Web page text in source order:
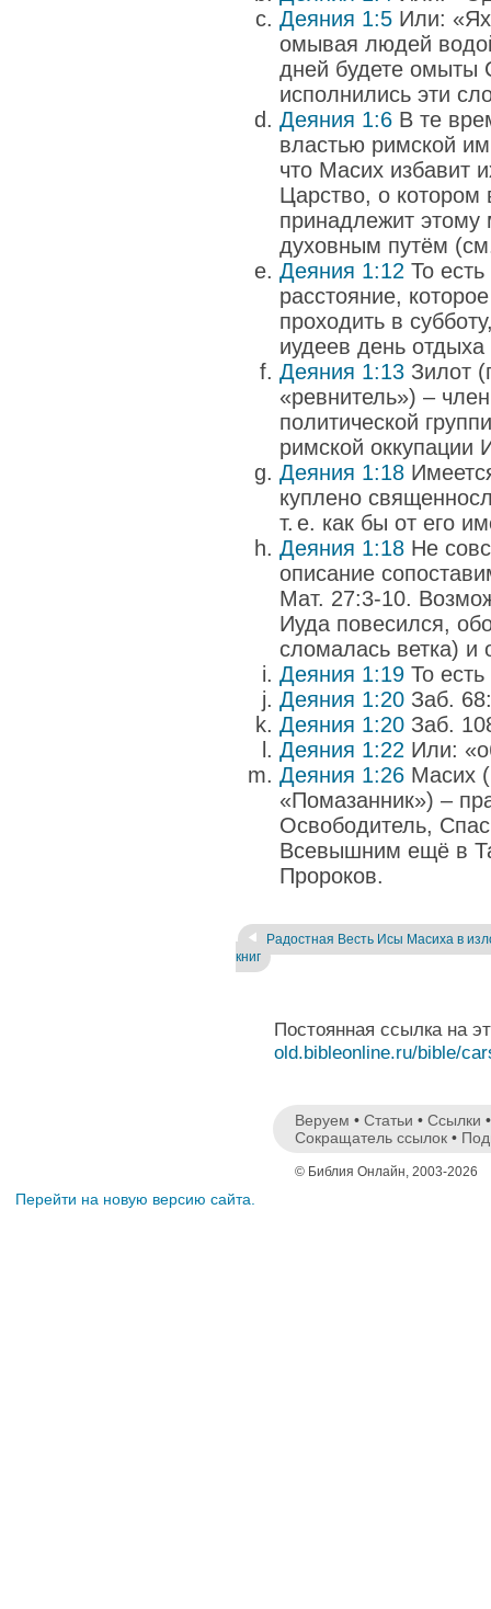
Деяния 1:5 Или:
омывая людей
дней будете омыты
исполнились эти
Деяния 1:6 В те
властью римской
что Масих избавит
Царство, о
принадлежит этому
духовным путём
Деяния 1:12 То
расстояние,
проходить в
иудеев день отдыха
Деяния 1:13 Зилот
«ревнитель») –
политической
римской оккупации
Деяния 1:18
куплено
т. е. как бы от его
Деяния 1:18 Не
описание
Мат. 27:3-10.
Иуда повесился,
сломалась ветка)
Деяния 1:19 То
Деяния 1:20 Заб.
Деяния 1:20 Заб.
Деяния 1:22 Или:
Деяния 1:26 Масих
«Помазанник») –
Освободитель,
Всевышним ещё в
Пророков.
Радостная Весть Исы Масиха в
книг
Постоянная ссылка на
old.bibleonline.ru/bible/
Веруем • Статьи • Ссылки
Сокращатель ссылок •
© Библия Онлайн, 2003-2026
Перейти на новую версию сайта.